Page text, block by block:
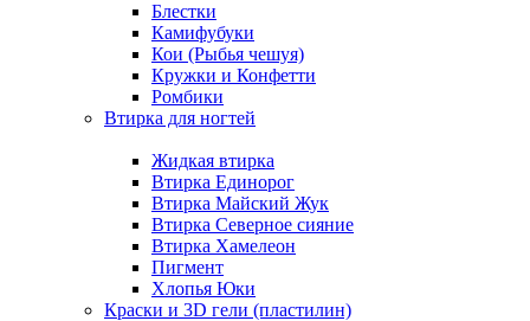
Блестки
Камифубуки
Кои (Рыбья чешуя)
Кружки и Конфетти
Ромбики
Втирка для ногтей
Жидкая втирка
Втирка Единорог
Втирка Майский Жук
Втирка Северное сияние
Втирка Хамелеон
Пигмент
Хлопья Юки
Краски и 3D гели (пластилин)